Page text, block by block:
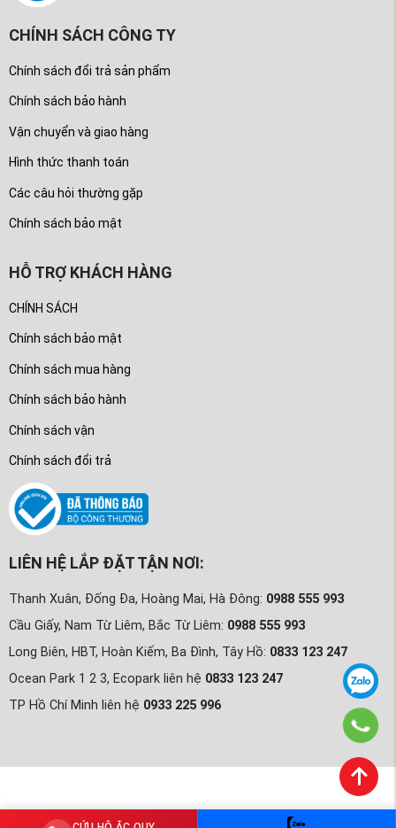
CHÍNH SÁCH CÔNG TY
Chính sách đổi trả sản phẩm
Chính sách bảo hành
Vận chuyển và giao hàng
Hình thức thanh toán
Các câu hỏi thường gặp
Chính sách bảo mật
HỖ TRỢ KHÁCH HÀNG
CHÍNH SÁCH
Chính sách bảo mật
Chính sách mua hàng
Chính sách bảo hành
Chính sách vận
Chính sách đổi trả
LIÊN HỆ LẮP ĐẶT TẬN NƠI:
Thanh Xuân, Đống Đa, Hoàng Mai, Hà Đông: 0988 555 993
Cầu Giấy, Nam Từ Liêm, Bắc Từ Liêm: 0988 555 993
Long Biên, HBT, Hoàn Kiếm, Ba Đình, Tây Hồ: 0833 123 247
Ocean Park 1 2 3, Ecopark liên hệ 0833 123 247
TP Hồ Chí Minh liên hệ 0933 225 996